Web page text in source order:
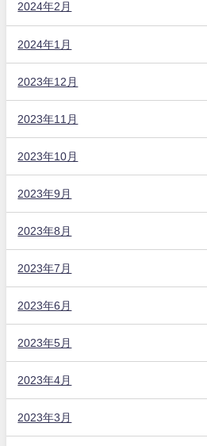
2024年2月
2024年1月
2023年12月
2023年11月
2023年10月
2023年9月
2023年8月
2023年7月
2023年6月
2023年5月
2023年4月
2023年3月